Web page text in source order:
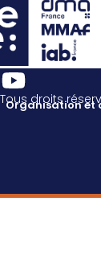
droits
Organisation et